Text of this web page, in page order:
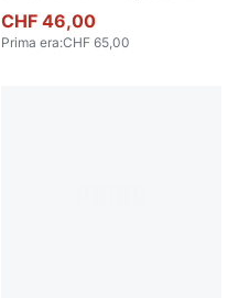
CHF 46,00
Prima era:CHF 65,00